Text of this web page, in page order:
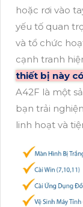
hoặc rơi vào
yếu tố quan
và tổ chức
cạnh tranh
thiết bị này
A42F là một
bạn trải
linh hoạt và